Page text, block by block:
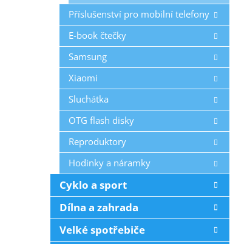
Příslušenství pro mobilní telefony
E-book čtečky
Samsung
Xiaomi
Sluchátka
OTG flash disky
Reproduktory
Hodinky a náramky
Cyklo a sport
Dílna a zahrada
Velké spotřebiče